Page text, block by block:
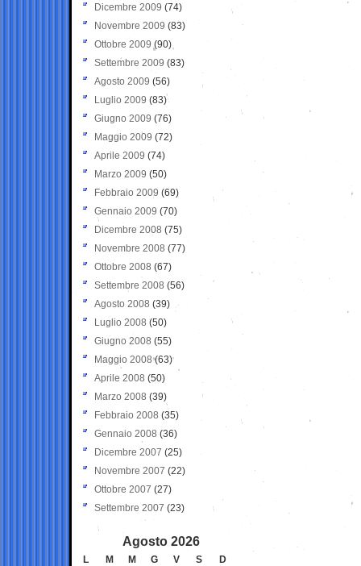
Dicembre 2009 (74)
Novembre 2009 (83)
Ottobre 2009 (90)
Settembre 2009 (83)
Agosto 2009 (56)
Luglio 2009 (83)
Giugno 2009 (76)
Maggio 2009 (72)
Aprile 2009 (74)
Marzo 2009 (50)
Febbraio 2009 (69)
Gennaio 2009 (70)
Dicembre 2008 (75)
Novembre 2008 (77)
Ottobre 2008 (67)
Settembre 2008 (56)
Agosto 2008 (39)
Luglio 2008 (50)
Giugno 2008 (55)
Maggio 2008(63)
Aprile 2008 (50)
Marzo 2008 (39)
Febbraio 2008 (35)
Gennaio 2008 (36)
Dicembre 2007 (25)
Novembre 2007 (22)
Ottobre 2007 (27)
Settembre 2007 (23)
Agosto 2026
L M M G V S
D